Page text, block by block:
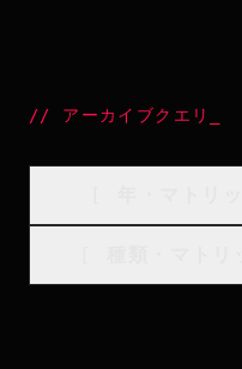
// アーカイブクエリ